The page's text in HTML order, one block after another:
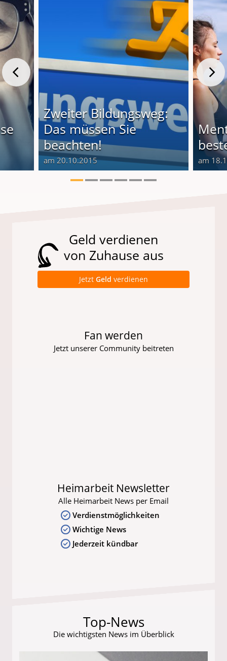
Zweiter Bildungsweg:
Das müssen Sie
beachten!
am 20.10.2015 am
Geld verdienen
von Zuhause aus
Jetzt Geld verdienen
Fan werden
Jetzt unserer Community beitreten
Heimarbeit Newsletter
Alle Heimarbeit News per Email
Verdienstmöglichkeiten
Wichtige News
Jederzeit kündbar
Top-News
Die wichtigsten News im Überblick